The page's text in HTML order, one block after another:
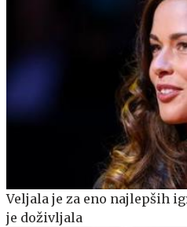
Veljala je za eno najlepših
je doživljala